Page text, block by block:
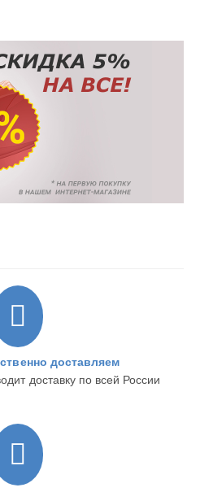
доставляем
доставку по всей России